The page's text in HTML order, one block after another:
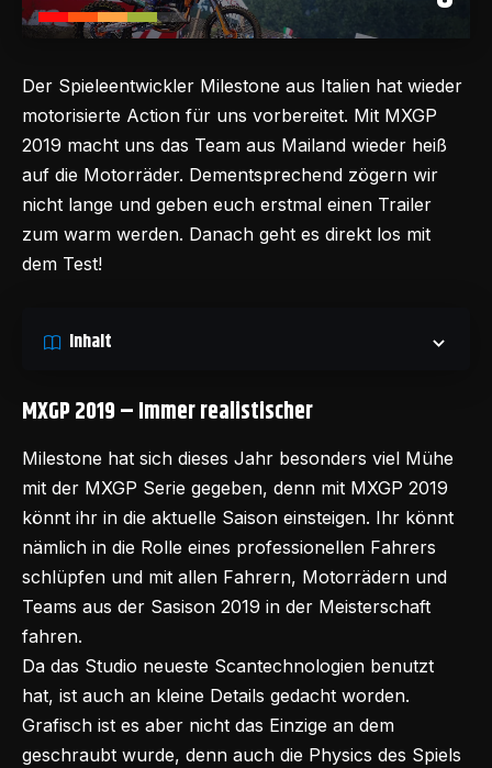
Der Spieleentwickler Milestone aus Italien hat wieder
motorisierte Action für uns vorbereitet. Mit MXGP
2019 macht uns das Team aus Mailand wieder heiß
auf die Motorräder. Dementsprechend zögern wir
nicht lange und geben euch erstmal einen Trailer
zum warm werden. Danach geht es direkt los mit
dem Test!
Inhalt
MXGP 2019 – Immer realistischer
Milestone hat sich dieses Jahr besonders viel Mühe
mit der MXGP Serie gegeben, denn mit MXGP 2019
könnt ihr in die aktuelle Saison einsteigen. Ihr könnt
nämlich in die Rolle eines professionellen Fahrers
schlüpfen und mit allen Fahrern, Motorrädern und
Teams aus der Sasison 2019 in der Meisterschaft
fahren.
Da das Studio neueste Scantechnologien benutzt
hat, ist auch an kleine Details gedacht worden.
Grafisch ist es aber nicht das Einzige an dem
geschraubt wurde, denn auch die Physics des Spiels